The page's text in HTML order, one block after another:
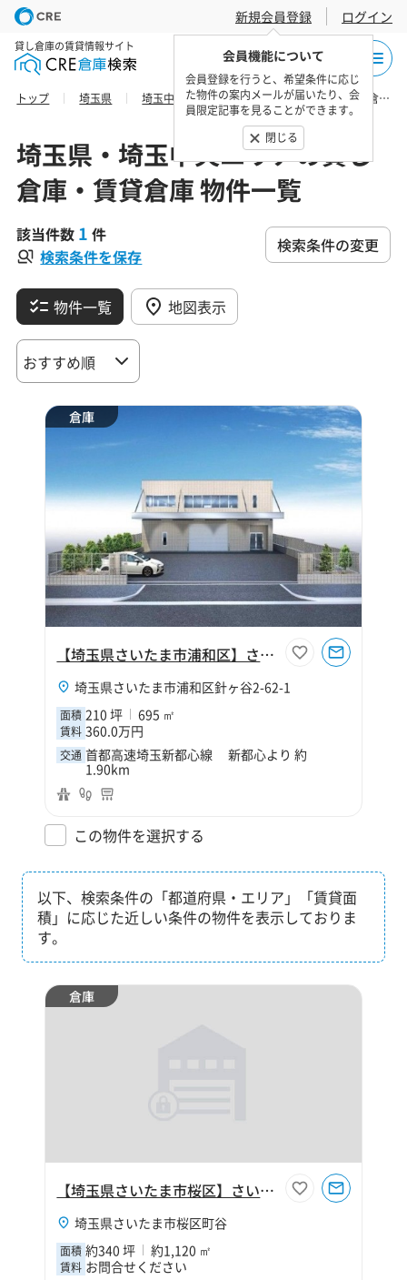
新規会員登録
会員機能について
会員登録を行うと、希望条件に応じ
た物件の案内メールが届いたり、会
員限定記事を見ることができます。
閉じる
ログイン
貸し倉庫の賃貸情報サイト
トップ 埼玉県 埼玉中央エリア さいたま市浦和区の貸し倉庫・賃貸倉庫 物件一覧
埼玉県・埼玉中央エリアの貸し
倉庫・賃貸倉庫 物件一覧
該当件数 1 件
検索条件を保存
検索条件の変更
物件一覧 地図表示
倉庫
【埼玉県さいたま市浦和区】さいたま市浦和区針ヶ谷2丁目210坪倉庫
埼玉県さいたま市浦和区針ヶ谷2-62-1
面積 210 坪 695 ㎡
賃料 360.0万円
交通 首都高速埼玉新都心線 新都心より 約
1.90km
この物件を選択する
以下、検索条件の「都道府県・エリア」「賃貸面
積」に応じた近しい条件の物件を表示しておりま
す。
倉庫
【埼玉県さいたま市桜区】さいたま市桜区町谷4丁目340坪倉庫
埼玉県さいたま市桜区町谷
面積 約340 坪 約1,120 ㎡
賃料 お問合せください